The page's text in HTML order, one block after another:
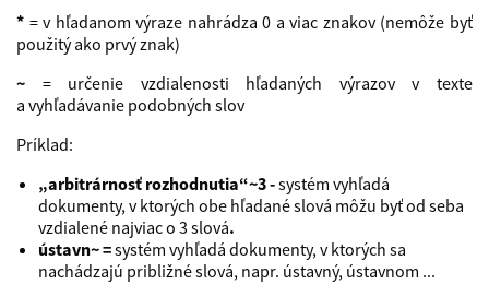
* = v hľadanom výraze nahrádza 0 a viac znakov (nemôže byť
použitý ako prvý znak)
~ = určenie vzdialenosti hľadaných výrazov v texte
a vyhľadávanie podobných slov
Príklad:
„arbitrárnosť rozhodnutia“~3 -systém vyhľadá
dokumenty, v ktorých obe hľadané slová môžu byť od seba
vzdialené najviac o 3 slová.
ústavn~ =systém vyhľadá dokumenty, v ktorých sa
nachádzajú približné slová, napr. ústavný, ústavnom ...